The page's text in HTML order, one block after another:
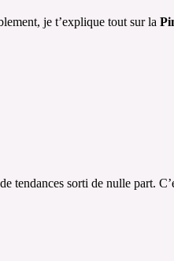
je t’explique tout sur la
tendances sorti de nulle part.